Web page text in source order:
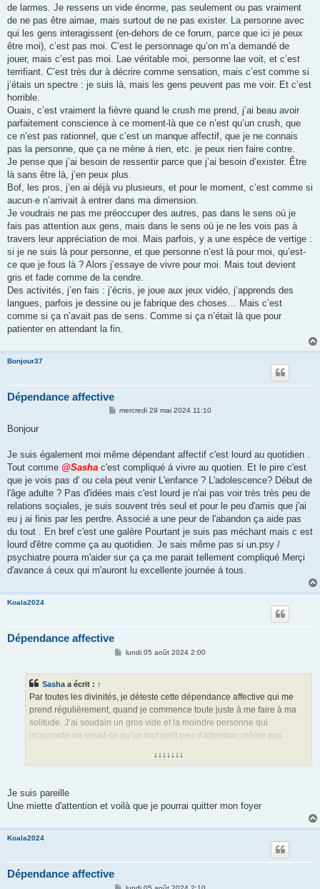
de larmes. Je ressens un vide énorme, pas seulement ou pas vraiment
de ne pas être aimae, mais surtout de ne pas exister. La personne avec
qui les gens interagissent (en-dehors de ce forum, parce que ici je peux
être moi), c’est pas moi. C’est le personnage qu’on m’a demandé de
jouer, mais c’est pas moi. Lae véritable moi, personne lae voit, et c’est
terrifiant. C’est très dur à décrire comme sensation, mais c’est comme si
j’étais un spectre : je suis là, mais les gens peuvent pas me voir. Et c’est
horrible.
Ouais, c’est vraiment la fièvre quand le crush me prend, j’ai beau avoir
parfaitement conscience à ce moment-là que ce n’est qu’un crush, que
ce n’est pas rationnel, que c’est un manque affectif, que je ne connais
pas la personne, que ça ne mène à rien, etc. je peux rien faire contre.
Je pense que j’ai besoin de ressentir parce que j’ai besoin d’exister. Être
là sans être là, j’en peux plus.
Bof, les pros, j’en ai déjà vu plusieurs, et pour le moment, c’est comme si
aucun·e n’arrivait à entrer dans ma dimension.
Je voudrais ne pas me préoccuper des autres, pas dans le sens où je
fais pas attention aux gens, mais dans le sens où je ne les vois pas à
travers leur appréciation de moi. Mais parfois, y a une espèce de vertige :
si je ne suis là pour personne, et que personne n’est là pour moi, qu’est-
ce que je fous là ? Alors j’essaye de vivre pour moi. Mais tout devient
gris et fade comme de la cendre.
Des activités, j’en fais : j’écris, je joue aux jeux vidéo, j’apprends des
langues, parfois je dessine ou je fabrique des choses… Mais c’est
comme si ça n’avait pas de sens. Comme si ça n’était là que pour
patienter en attendant la fin.
Bonjour37
Dépendance affective
M
g
mercredi 29 mai 2024 11:10
Bonjour
Je suis également moi même dépendant affectif c'est lourd au quotidien .
Tout comme @Sasha c'est compliqué á vivre au quotien. Et le pire c'est
que je vois pas d' ou cela peut venir L'enfance ? L'adolescence? Début de
l'âge adulte ? Pas d'idées mais c'est lourd je n'ai pas voir très très peu de
relations soçiales, je suis souvent très seul et pour le peu d'amis que j'ai
eu j ai finis par les perdre. Associé a une peur de l'abandon ça aide pas
du tout . En bref c'est une galère Pourtant je suis pas méchant mais c est
lourd d'être comme ça au quotidien. Je sais même pas si un.psy /
psychiatre pourra m'aider sur ça ça me parait tellement compliqué Merçi
d'avance á ceux qui m'auront lu excellente journée á tous.
Koala2024
Dépendance affective
M
g
lundi 05 août 2024 2:00
Sasha a écrit : ↑
Par toutes les divinités, je déteste cette dépendance affective qui me
prend régulièrement, quand je commence toute juste à me faire à ma
solitude. J’ai soudain un gros vide et la moindre personne qui
m’accorde ne serait-ce qu’un tout petit peu d’attention, même pas
↓↓↓↓↓↓↓
Je suis pareille
Une miette d'attention et voilà que je pourrai quitter mon foyer
Koala2024
Dépendance affective
M